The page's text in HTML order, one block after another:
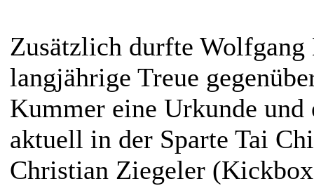
Zusätzlich durfte
langjährige Treue
Kummer eine Urkunde
aktuell in der Sparte Tai
Christian Ziegeler